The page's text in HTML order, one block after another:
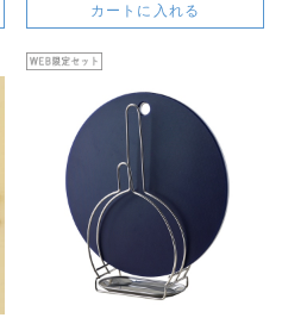
カートに入れる